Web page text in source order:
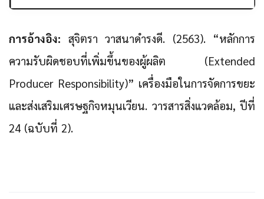
การอ้างอิง: สุจิตรา วาสนาดำรงดี. (2563). “หลักการ
ความรับผิดชอบที่เพิ่มขึ้นของผู้ผลิต (Extended
Producer Responsibility)” เครื่องมือในการจัดการขยะ
และส่งเสริมเศรษฐกิจหมุนเวียน. วารสารสิ่งแวดล้อม, ปีที่
24 (ฉบับที่ 2).